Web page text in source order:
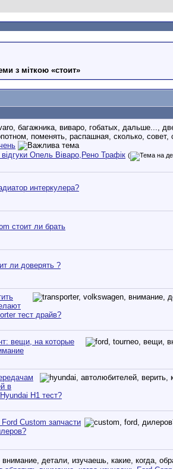
з міткою «стоит»
відгуки Опель Віваро,Рено Трафік (
интеркулера?
стоит ли брать
ли доверять ?
тест драйв?
вещи, на которые
в
H1 тест?
Custom запчасти